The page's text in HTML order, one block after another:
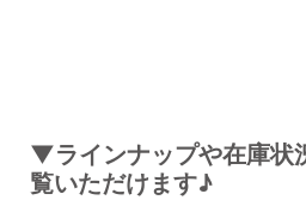
▼ラインナップや在庫状
覧いただけます♪